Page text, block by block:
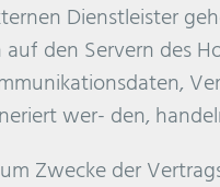
Dienstleister
den Servern des
wer- den,
Zwecke der